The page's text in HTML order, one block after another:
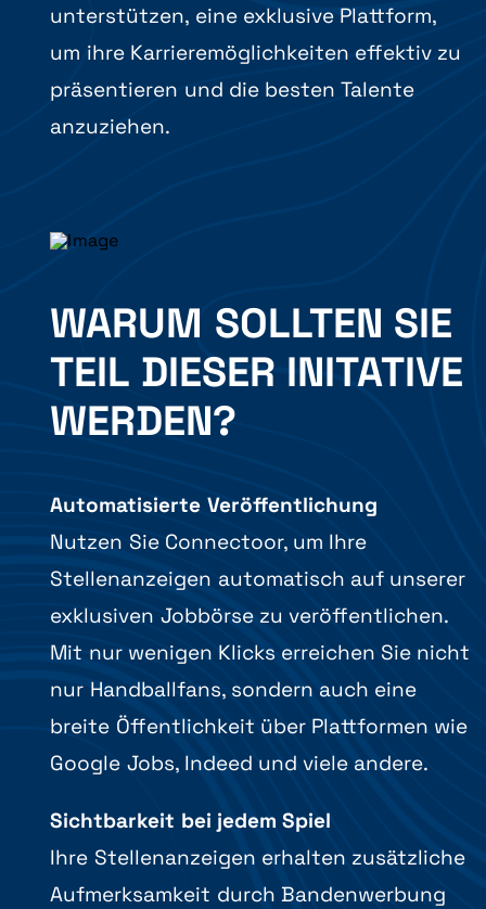
unterstützen, eine exklusive Plattform,
um ihre Karrieremöglichkeiten effektiv zu
präsentieren und die besten Talente
anzuziehen.
WARUM SOLLTEN SIE
TEIL DIESER INITATIVE
WERDEN?
Automatisierte Veröffentlichung
Nutzen Sie Connectoor, um Ihre
Stellenanzeigen automatisch auf unserer
exklusiven Jobbörse zu veröffentlichen.
Mit nur wenigen Klicks erreichen Sie nicht
nur Handballfans, sondern auch eine
breite Öffentlichkeit über Plattformen wie
Google Jobs, Indeed und viele andere.
Sichtbarkeit bei jedem Spiel
Ihre Stellenanzeigen erhalten zusätzliche
Aufmerksamkeit durch Bandenwerbung